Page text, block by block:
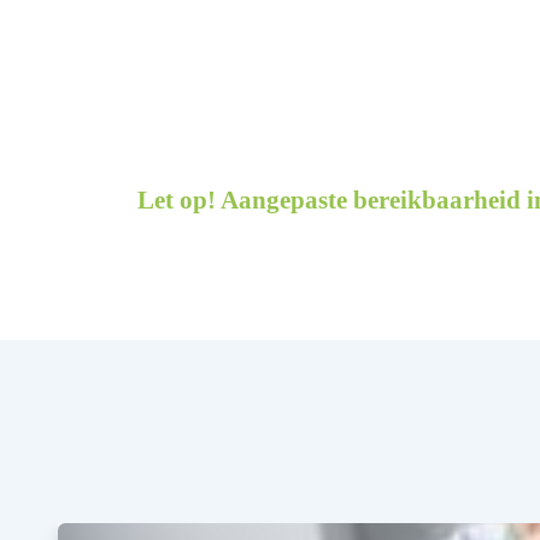
Let op! Aangepaste bereikbaarheid